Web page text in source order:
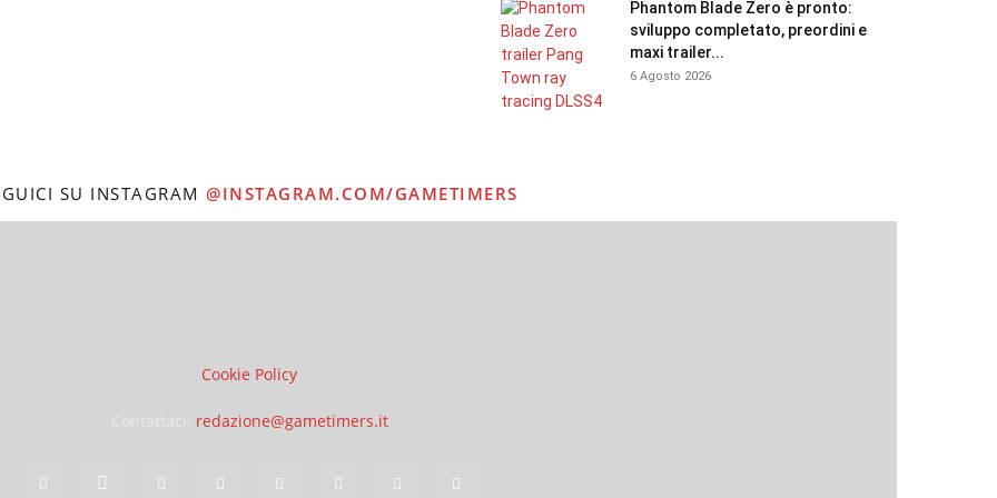
Phantom Blade Zero è pronto:
sviluppo completato, preordini e
maxi trailer...
6 Agosto 2026
SU INSTAGRAM @INSTAGRAM.COM/GAMETIMERS
Cookie Policy
redazione@gametimers.it